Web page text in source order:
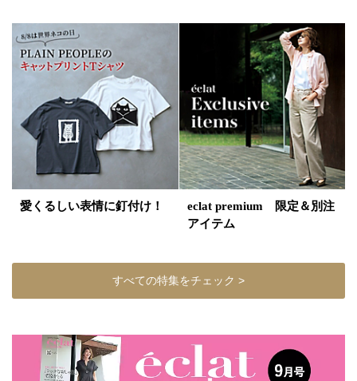
愛くるしい表情に釘付け！
eclat premium 限定＆別注
アイテム
すべての特集をチェック >